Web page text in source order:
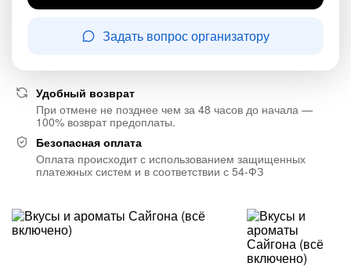
Задать вопрос организатору
Удобный возврат
При отмене не позднее чем за 48 часов до начала —
100% возврат предоплаты.
Безопасная оплата
Оплата происходит с использованием защищенных
платежных систем и в соответствии с 54-ФЗ